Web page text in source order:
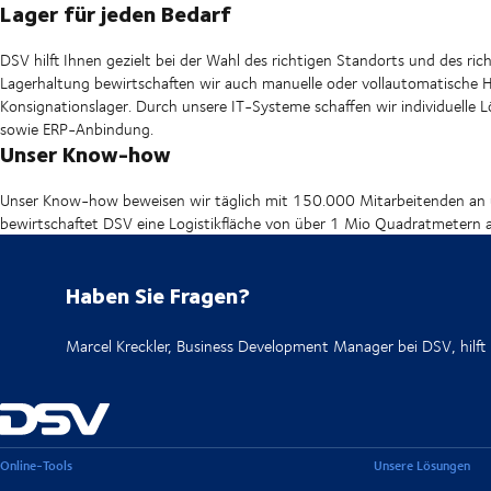
Lager für jeden Bedarf
DSV hilft Ihnen gezielt bei der Wahl des richtigen Standorts und des
Lagerhaltung bewirtschaften wir auch manuelle oder vollautomatische
Konsignationslager. Durch unsere IT-Systeme schaffen wir
sowie ERP-Anbindung.
Unser Know-how
Unser Know-how beweisen wir täglich mit 150.000 Mitarbeitenden
bewirtschaftet DSV eine Logistikfläche von über 1 Mio Quadratmetern
Haben Sie Fragen?
Marcel Kreckler, Business Development Manager bei DSV,
Online-Tools Unsere Lösungen